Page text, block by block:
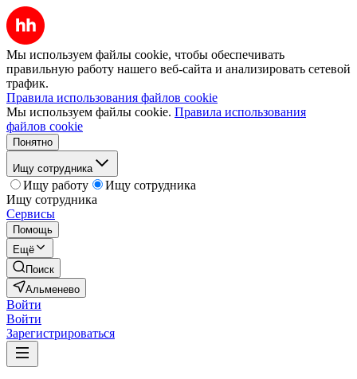
Мы используем файлы cookie, чтобы обеспечивать
правильную работу нашего веб-сайта и анализировать сетевой
трафик.
Правила использования файлов cookie
Мы используем файлы cookie. Правила использования
файлов cookie
Понятно
Ищу сотрудника
Ищу работу
Ищу сотрудника
Ищу сотрудника
Сервисы
Помощь
Ещё
Поиск
Альменево
Войти
Войти
Зарегистрироваться